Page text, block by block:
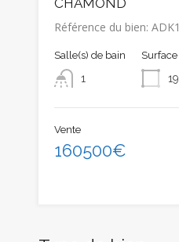
CHAMOND
Référence du bien:
Salle(s) de bain
1
Surface
Vente
160500€